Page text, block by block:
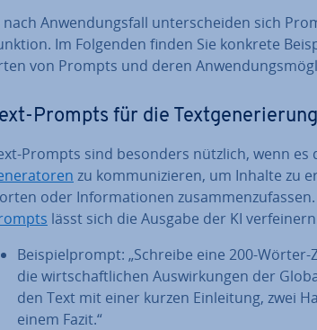
nach An­wen­dungs­fall un­ter­schei­den sich
Im Folgenden finden Sie konkrete
von Prompts und deren
Prompts für die Text­ge­ne­rie­rung
Prompts sind besonders nützlich, wenn es
zu kom­mu­ni­zie­ren, um Inhalte zu
oder In­for­ma­tio­nen
lässt sich die Ausgabe der KI
Bei­spiel­prompt: „Schreibe eine 200-
die wirt­schaft­li­chen Aus­wir­kun­gen der
den Text mit einer kurzen Ein­lei­tung, zwei
einem Fazit.“